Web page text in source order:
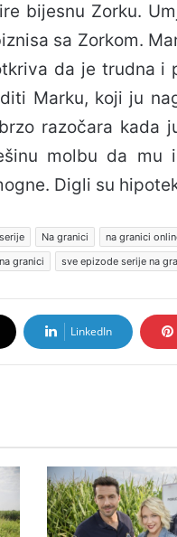
bijesnu Zorku.
sa Zorkom.
da je trudna i
Marku, koji ju
razočara kada
molbu da mu
Digli su
Na granici na granici
granici sve epizode serije na
LinkedIn